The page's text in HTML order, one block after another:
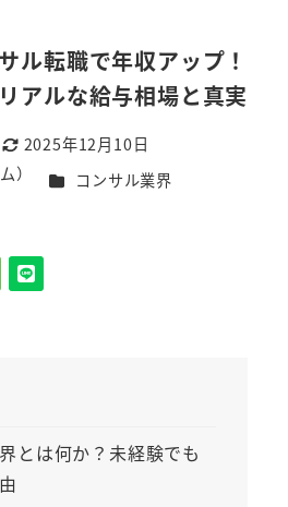
ル転職で年収アップ！
アルな給与相場と真実
更新日
2025年12月10日
） カテゴリー
コンサル業界
とは何か？未経験でも